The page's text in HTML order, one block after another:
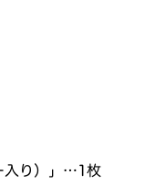
入り）」…1枚